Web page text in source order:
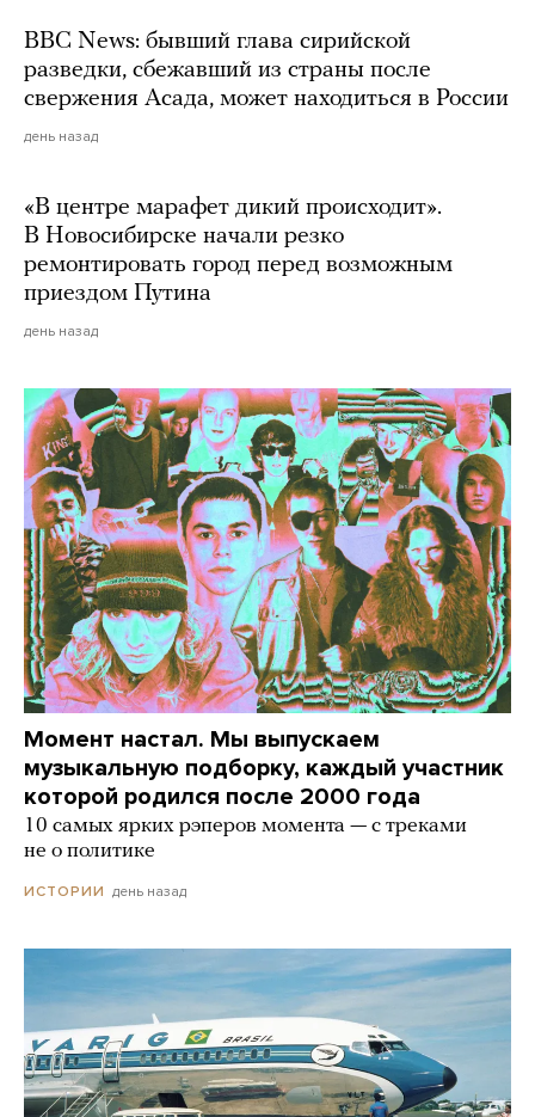
BBC News: бывший глава сирийской
разведки, сбежавший из страны после
свержения Асада, может находиться в России
день назад
«В центре марафет дикий происходит».
В Новосибирске начали резко
ремонтировать город перед возможным
приездом Путина
день назад
Момент настал. Мы выпускаем
музыкальную подборку, каждый участник
которой родился после 2000 года
10 самых ярких рэперов момента — с треками
не о политике
ИСТОРИИ день назад